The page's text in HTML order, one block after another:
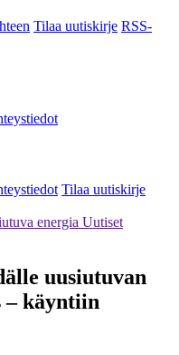
Tilaa uutiskirje RSS-
Tilaa uutiskirje
energia Uutiset
uusiutuvan
– käyntiin